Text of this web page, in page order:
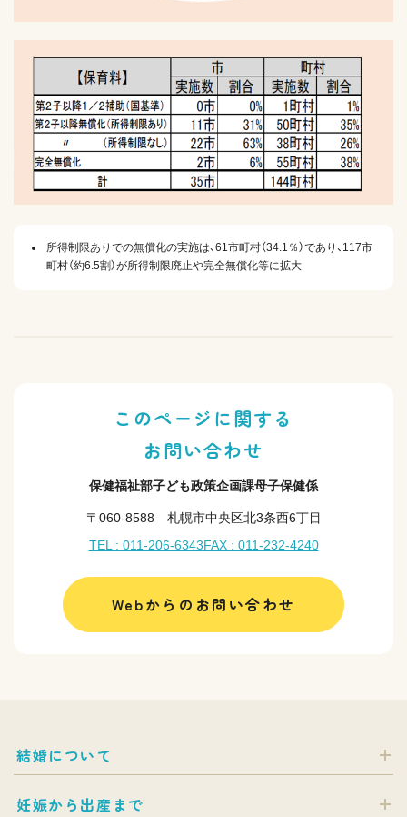
所得制限ありでの無償化の実施は、61市町村（34.1％）であり、117市
町村（約6.5割）が所得制限廃止や完全無償化等に拡大
このページに関する
お問い合わせ
保健福祉部子ども政策企画課母子保健係
〒060-8588 札幌市中央区北3条西6丁目
TEL : 011-206-6343FAX : 011-232-4240
Webからのお問い合わせ
結婚について
妊娠から出産まで